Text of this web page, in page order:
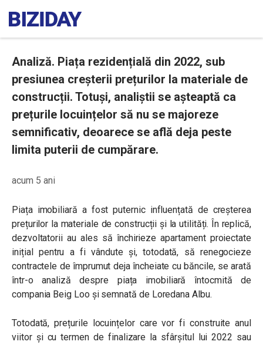
Analiză. Piața rezidențială din 2022, sub
presiunea creșterii prețurilor la materiale de
construcții. Totuși, analiștii se așteaptă ca
prețurile locuințelor să nu se majoreze
semnificativ, deoarece se află deja peste
limita puterii de cumpărare.
acum 5 ani
Piața imobiliară a fost puternic influențată de creșterea
prețurilor la materiale de construcții și la utilități. În replică,
dezvoltatorii au ales să închirieze apartament proiectate
inițial pentru a fi vândute și, totodată, să renegocieze
contractele de împrumut deja încheiate cu băncile, se arată
într-o analiză despre piața imobiliară întocmită de
compania Beig Loo și semnată de Loredana Albu.
Totodată, prețurile locuințelor care vor fi construite anul
viitor și cu termen de finalizare la sfârșitul lui 2022 sau